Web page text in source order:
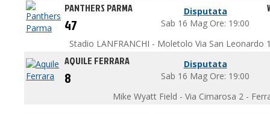
PANTHERS PARMA
Disputata
Sab 16 Mag Ore: 19:00
47
Stadio LANFRANCHI - Moletolo Via San Leonardo
AQUILE FERRARA
Disputata
Sab 16 Mag Ore: 19:00
8
Mike Wyatt Field - Via Cimarosa 2 -